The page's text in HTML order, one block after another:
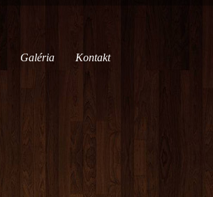
Galéria Kontakt